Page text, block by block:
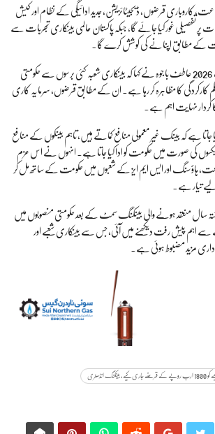
کاروباری قرضوں، ڈیجیٹائزیشن، جدید ادائیگی کے نظام اور کیش
تفصیلی غور کیا جائے گا، جبکہ پاکستان عالمی بینکاری تجربات سے
کے مطابق اپنانے کی کوشش کرے گا۔
چیئرمین پاکستان بینکنگ سمٹ 2026 عاطف باجوہ نے کہا کہ بینکاری شعبہ کئی برسوں سے حکومتی
کا مظاہرہ کر رہا ہے۔ ان کے مطابق قرضوں، سرمایہ کاری
کردار نہایت اہم ہے۔
جاتا ہے کہ بینک غیر معمولی منافع کماتے ہیں، تاہم بینکوں کے منافع
مختلف ٹیکسوں کی صورت میں حکومت کو ادا کیا جاتا ہے۔ انہوں نے اس عزم
زراعت، ہاؤسنگ اور ایس ایم ایز کے شعبوں میں حکومت کے ساتھ مل کر
تیار ہے۔
سال منعقد ہونے والی بینکنگ سمٹ کے بعد حکومتی منصوبوں میں
اہم پیش رفت دیکھنے میں آئی، جس سے بینکاری شعبے اور
مزید مضبوط ہوئی ہے۔
انڈسٹری